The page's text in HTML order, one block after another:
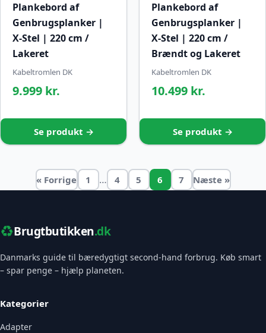
Plankebord af
Genbrugsplanker |
X-Stel | 220 cm /
Lakeret
Kabeltromlen DK
9.999 kr.
Se produkt →
Plankebord af
Genbrugsplanker |
X-Stel | 220 cm /
Brændt og Lakeret
Kabeltromlen DK
10.499 kr.
Se produkt →
« Forrige 1 … 4 5 6 7 Næste »
♻️Brugtbutikken.dk
Danmarks guide til bæredygtigt second-hand forbrug. Køb smart
– spar penge – hjælp planeten.
Kategorier
Adapter